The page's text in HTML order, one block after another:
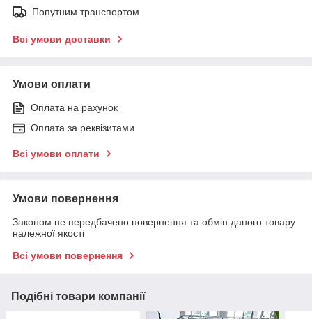
Попутним транспортом
Всі умови доставки
Умови оплати
Оплата на рахунок
Оплата за реквізитами
Всі умови оплати
Умови повернення
Законом не передбачено повернення та обмін даного товару
належної якості
Всі умови повернення
Подібні товари компанії